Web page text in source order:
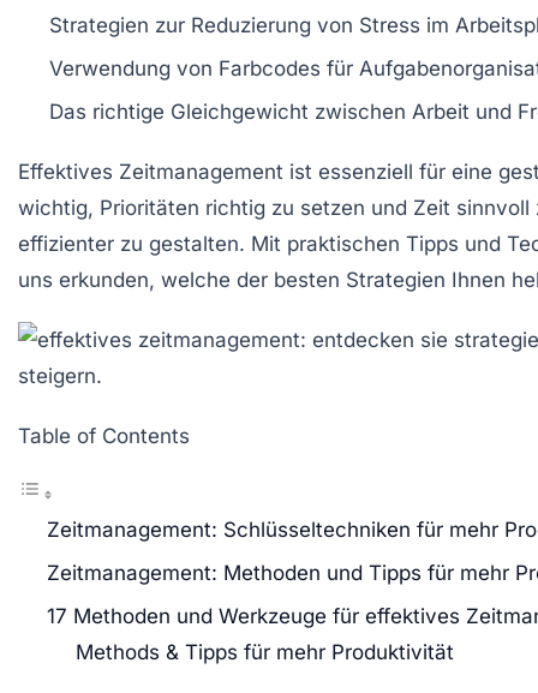
Strategien zur Reduzierung von Stress im
Verwendung von Farbcodes für
Das richtige Gleichgewicht zwischen Arbeit und
Effektives Zeitmanagement ist essenziell für eine
wichtig, Prioritäten richtig zu setzen und Zeit
effizienter zu gestalten. Mit praktischen Tipps und
uns erkunden, welche der besten Strategien Ihnen
Table of Contents
Zeitmanagement: Schlüsseltechniken für mehr
Zeitmanagement: Methoden und Tipps für mehr
17 Methoden und Werkzeuge für effektives
Methods & Tipps für mehr Produktivität